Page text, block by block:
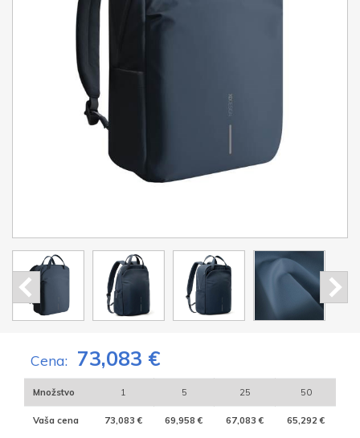
Cena: 73,083 €
Množstvo 1 5 25 50
Vaša cena 73,083 € 69,958 € 67,083 € 65,292 €